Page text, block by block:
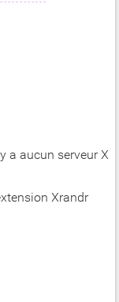
a aucun serveur X
Xrandr